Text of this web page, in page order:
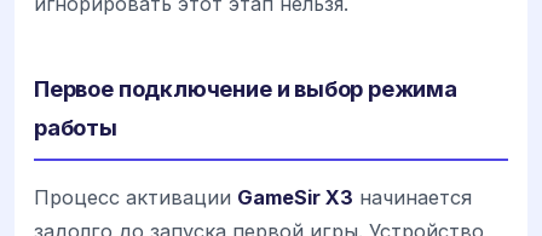
Первое подключение и выбор режима
работы
Процесс активации GameSir X3 начинается